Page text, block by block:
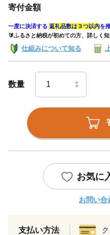
寄付金額
一度に決済する 返礼品数は３つ以内を
🔰ふるさと納税が初めての方、詳しく
仕組みについて知る
数量
お気に
お問い合
支払い方法